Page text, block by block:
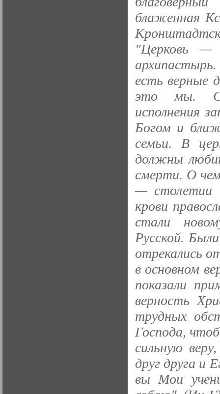
блаженная
"Церковь —
есть верные
это мы.
исполнения
Богом и
семьи. В
должны
смерти. О чем
— столетии
крови
стали
Русской.
отрекались
в основном
показали
верность
трудных
Господа,
сильную
друг друга и
вы Мои